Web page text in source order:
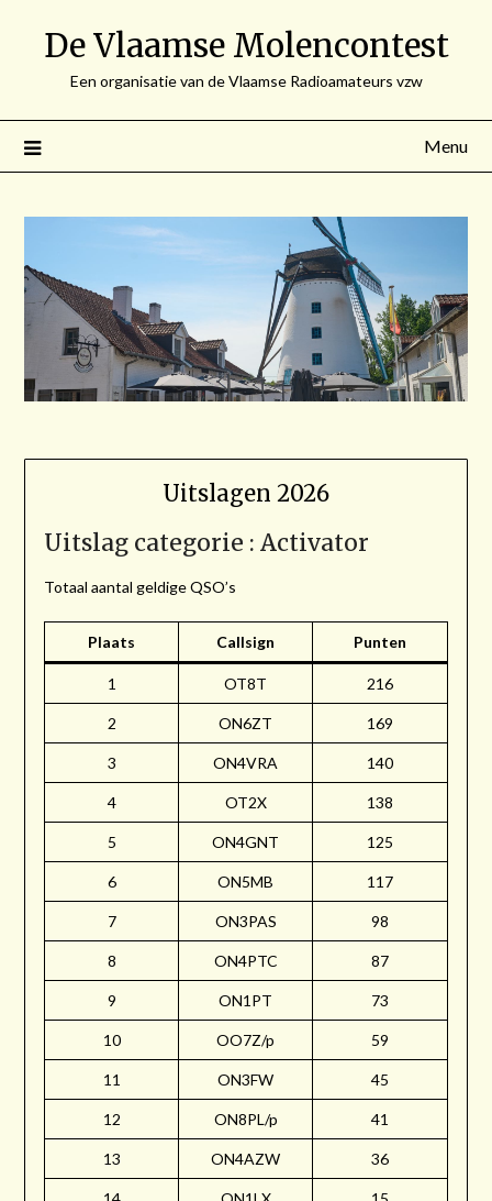
De Vlaamse Molencontest
Een organisatie van de Vlaamse Radioamateurs vzw
Menu
Uitslagen 2026
Uitslag categorie : Activator
Totaal aantal geldige QSO’s
Plaats Callsign Punten
1 OT8T 216
2 ON6ZT 169
3 ON4VRA 140
4 OT2X 138
5 ON4GNT 125
6 ON5MB 117
7 ON3PAS 98
8 ON4PTC 87
9 ON1PT 73
10 OO7Z/p 59
11 ON3FW 45
12 ON8PL/p 41
13 ON4AZW 36